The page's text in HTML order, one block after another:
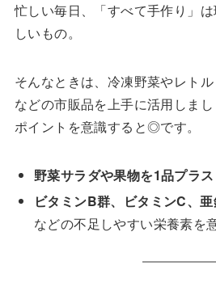
忙しい毎日、「すべて手作り」
しいもの。
そんなときは、冷凍野菜やレト
などの市販品を上手に活用しま
ポイントを意識すると◎です。
野菜サラダや果物を1品プラス
ビタミンB群、ビタミンC、
などの不足しやすい栄養素を